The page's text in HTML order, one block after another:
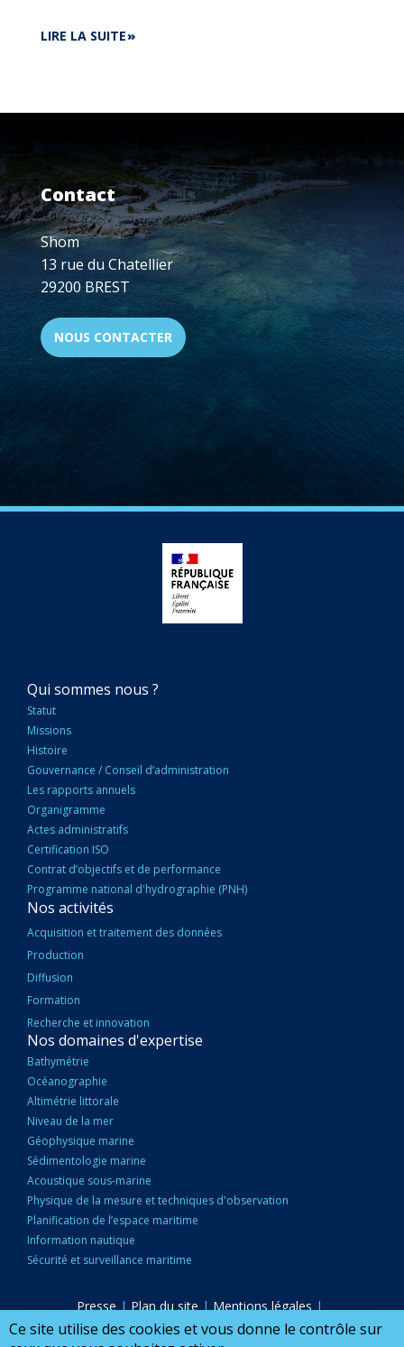
LIRE LA SUITEDE
LE
REJEU
CLIMATOLOGIQUE
HYWAT
Contact
Shom
13 rue du Chatellier
29200 BREST
NOUS CONTACTER
NAVIGATION
PRINCIPALE
Qui sommes nous ?
Statut
Missions
Histoire
Gouvernance / Conseil d’administration
Les rapports annuels
Organigramme
Actes administratifs
Certification ISO
Contrat d’objectifs et de performance
Programme national d'hydrographie (PNH)
Nos activités
Acquisition et traitement des données
Production
Diffusion
Formation
Recherche et innovation
Nos domaines d'expertise
Bathymétrie
Océanographie
Altimétrie littorale
Niveau de la mer
Géophysique marine
Sédimentologie marine
Acoustique sous-marine
Physique de la mesure et techniques d'observation
Planification de l’espace maritime
Information nautique
Sécurité et surveillance maritime
PIED
Presse | Plan du site | Mentions légales |
Accessibilité : partiellement conforme | Marchés publics |
Ce site utilise des cookies et vous donne le contrôle sur